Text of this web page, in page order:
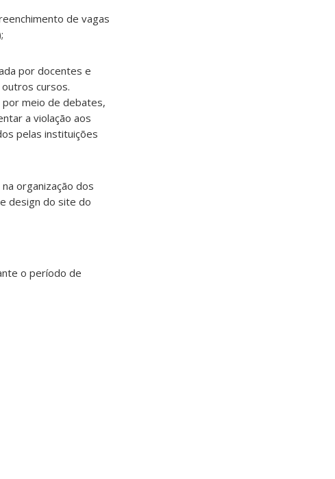
de vagas
por docentes e
cursos.
por meio de debates,
a violação aos
pelas instituições
organização dos
design do site do
o período de